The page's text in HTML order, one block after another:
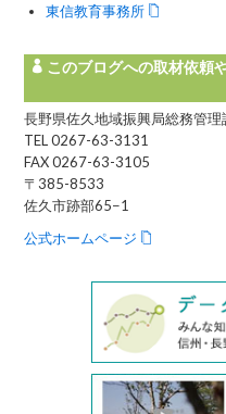
東信教育事務所
このブログへの取材依頼
長野県佐久地域振興局総務管理
TEL 0267-63-3131
FAX 0267-63-3105
〒385-8533
佐久市跡部65−1
公式ホームページ